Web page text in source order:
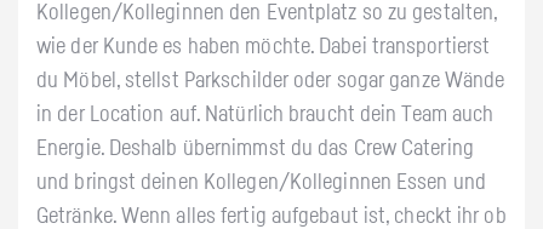
Kollegen/Kolleginnen den Eventplatz so zu gestalten,
wie der Kunde es haben möchte. Dabei transportierst
du Möbel, stellst Parkschilder oder sogar ganze Wände
in der Location auf. Natürlich braucht dein Team auch
Energie. Deshalb übernimmst du das Crew Catering
und bringst deinen Kollegen/Kolleginnen Essen und
Getränke. Wenn alles fertig aufgebaut ist, checkt ihr ob